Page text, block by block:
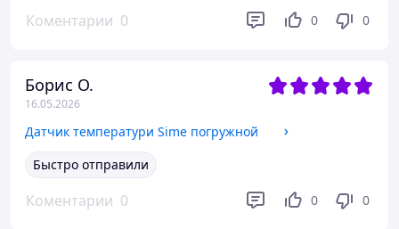
Коментарии 0 0 0
Борис О.
16.05.2026
Датчик температури Sime погружной
Быстро отправили
Коментарии 0 0 0